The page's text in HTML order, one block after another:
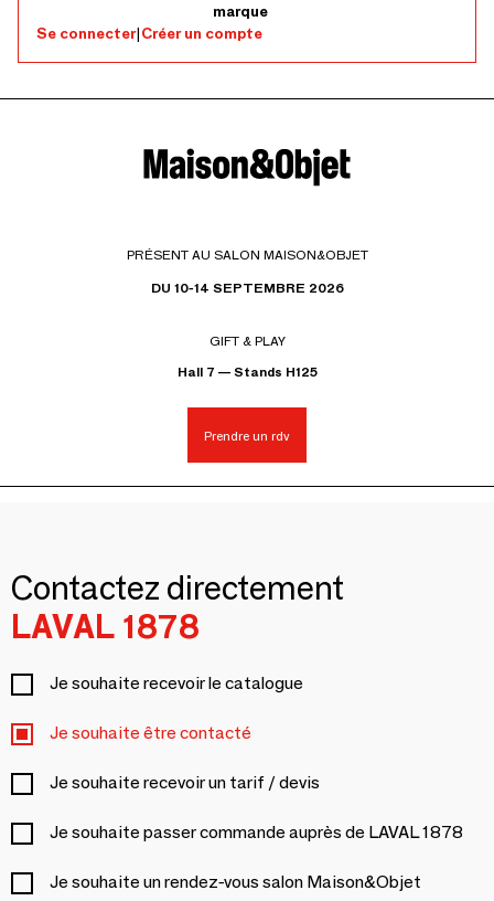
marque
Se connecter|Créer un compte
PRÉSENT AU SALON MAISON&OBJET
DU 10-14 SEPTEMBRE 2026
GIFT & PLAY
Hall 7 — Stands H125
Prendre un rdv
Contactez directement
LAVAL 1878
Je souhaite recevoir le catalogue
Je souhaite être contacté
Je souhaite recevoir un tarif / devis
Je souhaite passer commande auprès de LAVAL 1878
Je souhaite un rendez-vous salon Maison&Objet